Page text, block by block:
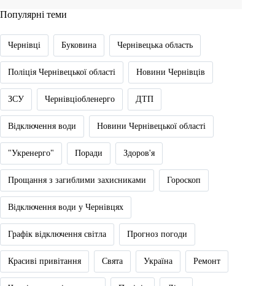
Популярні теми
Чернівці Буковина Чернівецька область
Поліція Чернівецької області Новини Чернівців
ЗСУ Чернівціобленерго ДТП
Відключення води Новини Чернівецької області
"Укренерго" Поради Здоров'я
Прощання з загиблими захисниками Гороскоп
Відключення води у Чернівцях
Графік відключення світла Прогноз погоди
Красиві привітання Свята Україна Ремонт